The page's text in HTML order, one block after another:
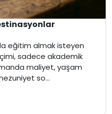
eğitim almak isteyen
sadece akademik
maliyet, yaşam
so...